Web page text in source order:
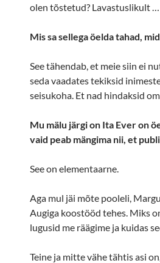
olen tõstetud? Lavastuslikult
Mis sa sellega öelda tahad,
See tähendab, et meie siin ei
seda vaadates tekiksid
seisukoha. Et nad hindaksid
Mu mälu järgi on Ita Ever on
vaid peab mängima nii, et
See on elementaarne.
Aga mul jäi mõte pooleli,
Augiga koostööd tehes. Miks
lugusid me räägime ja kuidas
Teine ja mitte vähe tähtis asi